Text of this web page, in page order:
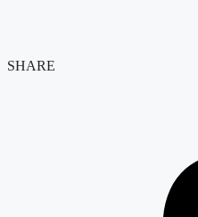
SHARE